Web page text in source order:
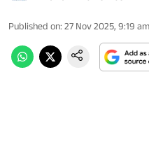
Published on: 27 Nov 2025, 9:19 am